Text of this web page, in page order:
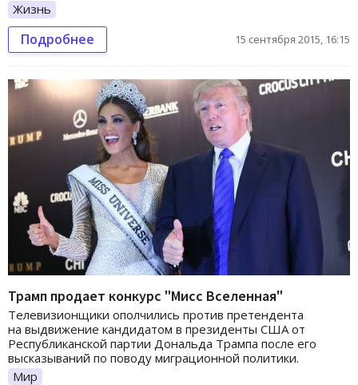
Жизнь
Подробнее 15 сентября 2015, 16:15
Трамп продает конкурс "Мисс Вселенная"
Телевизионщики ополчились против претендента
на выдвижение кандидатом в президенты США от
Республиканской партии Дональда Трампа после его
высказываний по поводу миграционной политики.
Мир